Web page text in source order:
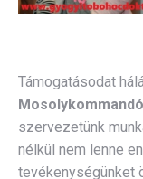
Támogatásodat
szervezetünk
nélkül nem lenne
tevékenységünket